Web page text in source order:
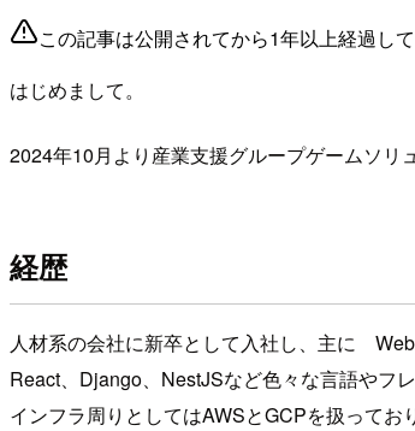
この記事は公開されてから1年以上経過し
はじめまして。
2024年10月より産業支援グループゲームソリ
経歴
人材系の会社に新卒として入社し、主に
React、Django、NestJSなど色々な言語やフ
インフラ周りとしてはAWSとGCPを扱ってお